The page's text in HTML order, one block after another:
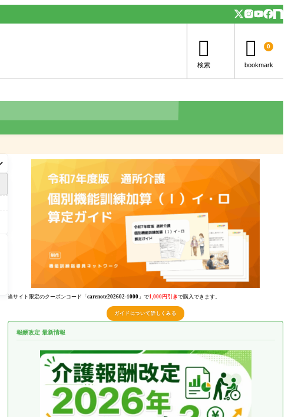

検索
 0
bookmark
当サイト限定のクーポンコード「 carenote202602-1000 」で1,000円引きで購入できます。
ガイドについて詳しくみる
報酬改定 最新情報